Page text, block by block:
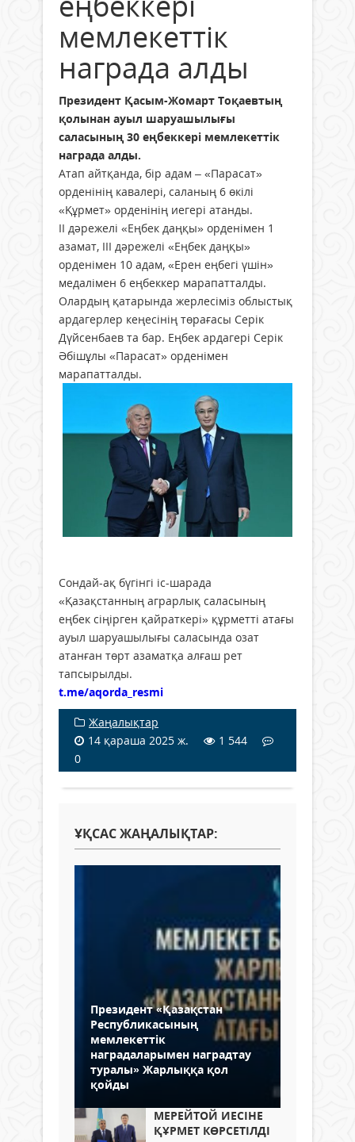
мемлекеттік
награда алды
Президент Қасым-Жомарт Тоқаевтың
қолынан ауыл шаруашылығы
саласының 30 еңбеккері мемлекеттік
награда алды.
Атап айтқанда, бір адам – «Парасат»
орденінің кавалері, саланың 6 өкілі
«Құрмет» орденінің иегері атанды.
II дәрежелі «Еңбек даңқы» орденімен 1
азамат, III дәрежелі «Еңбек даңқы»
орденімен 10 адам, «Ерен еңбегі үшін»
медалімен 6 еңбеккер марапатталды.
Олардың қатарында жерлесіміз облыстық
ардагерлер кеңесінің төрағасы Серік
Дүйсенбаев та бар. Еңбек ардагері Серік
Әбішұлы «Парасат» орденімен
марапатталды.
Сондай-ақ бүгінгі іс-шарада
«Қазақстанның аграрлық саласының
еңбек сіңірген қайраткері» құрметті атағы
ауыл шаруашылығы саласында озат
атанған төрт азаматқа алғаш рет
тапсырылды.
t.me/aqorda_resmi
Жаңалықтар
14 қараша 2025 ж.
1 544
0
ҰҚСАС ЖАҢАЛЫҚТАР:
Президент «Қазақстан
Республикасының
мемлекеттік
наградаларымен наградтау
туралы» Жарлыққа қол
қойды
МЕРЕЙТОЙ ИЕСІНЕ
ҚҰРМЕТ КӨРСЕТІЛДІ